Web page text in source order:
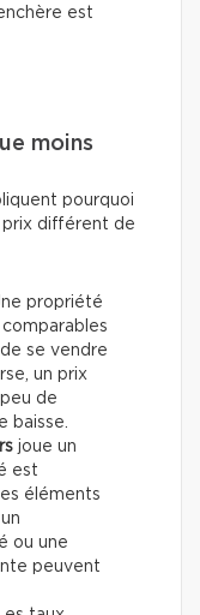
est
moins
pourquoi
différent de
propriété
se vendre
un prix
de
baisse.
joue un
est
éléments
ou une
peuvent